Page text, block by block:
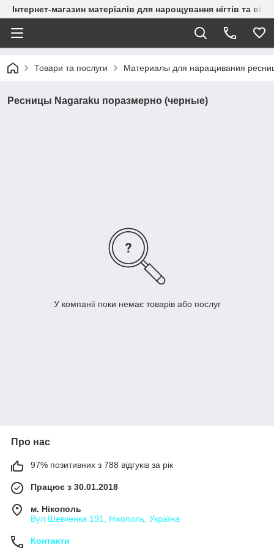
Інтернет-магазин матеріалів для нарощування нігтів та вій
Товари та послуги Материалы для наращивания
Ресницы Nagaraku поразмерно (черные)
У компанії поки немає товарів або послуг
Про нас
97% позитивних з 788 відгуків за рік
Працює з 30.01.2018
м. Нікополь
Вул Шевченка 191, Нікополь, Україна
Контакти